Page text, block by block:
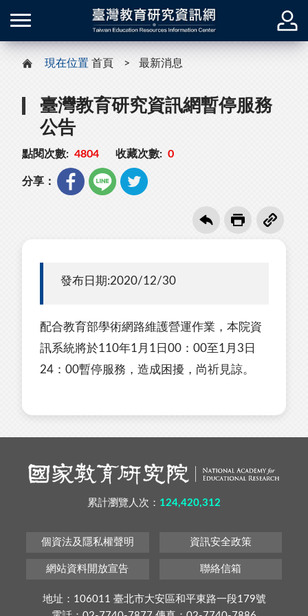
現在位置 首頁 最新消息
臺灣教育研究資訊網暫停服務
公告
點閱次數: 4804 收藏次數: 0
分享：
發布日期:2020/12/30
配合教育部學術網路維護營運作業，本院資
訊系統將於110年1月1日00：00至1月3日
24：00暫停服務，造成困擾，尚祈見諒。
累計瀏覽人次： 124,420,312
個資法及隱私權聲明 資訊安全政策
網站資料開放宣告 聯絡信箱
地址：106011 臺北市大安區和平東路一段179號